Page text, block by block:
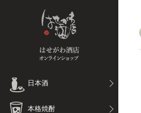
日本酒
本格焼酎